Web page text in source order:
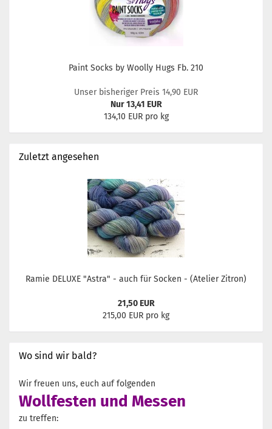
Paint Socks by Woolly Hugs Fb. 210
Unser bisheriger Preis 14,90 EUR
Nur 13,41 EUR
134,10 EUR pro kg
Zuletzt angesehen
Ramie DELUXE "Astra" - auch für Socken - (Atelier Zitron)
21,50 EUR
215,00 EUR pro kg
Wo sind wir bald?
Wir freuen uns, euch auf folgenden
Wollfesten und Messen
zu treffen: